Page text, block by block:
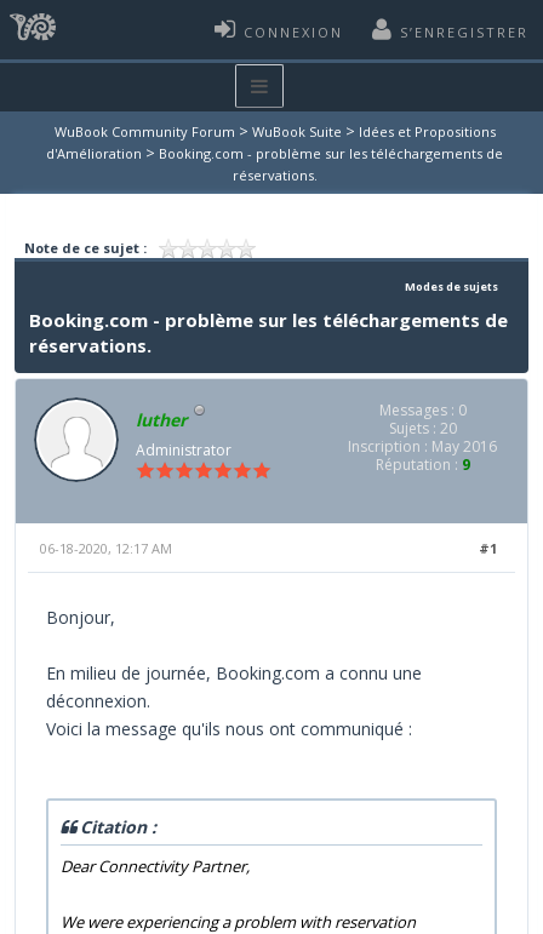
CONNEXION S’ENREGISTRER
WuBook Community Forum > WuBook Suite > Idées et Propositions
d'Amélioration > Booking.com - problème sur les téléchargements de
réservations.
Note de ce sujet :
Modes de sujets
Booking.com - problème sur les téléchargements de
réservations.
luther
Administrator
Messages : 0
Sujets : 20
Inscription : May 2016
Réputation : 9
#1
06-18-2020, 12:17 AM
Bonjour,
En milieu de journée, Booking.com a connu une
déconnexion.
Voici la message qu'ils nous ont communiqué :
Citation :
Dear Connectivity Partner,
We were experiencing a problem with reservation